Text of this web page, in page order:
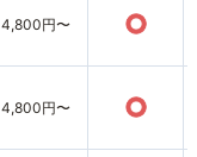
4,800円〜 ○
4,800円〜 ○